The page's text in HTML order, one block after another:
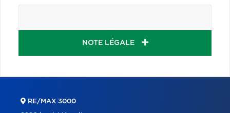
NOTE LÉGALE
RE/MAX 3000